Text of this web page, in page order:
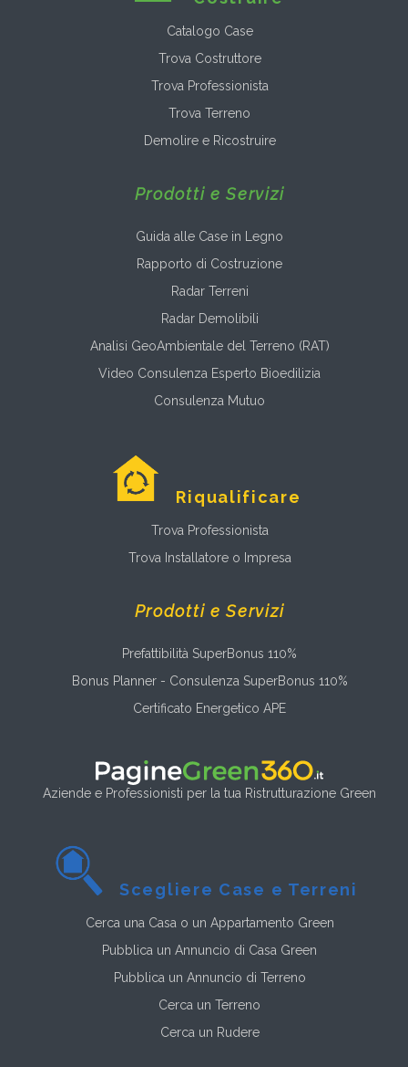
Catalogo Case
Trova Costruttore
Trova Professionista
Trova Terreno
Demolire e Ricostruire
Prodotti e Servizi
Guida alle Case in Legno
Rapporto di Costruzione
Radar Terreni
Radar Demolibili
Analisi GeoAmbientale del Terreno (RAT)
Video Consulenza Esperto Bioedilizia
Consulenza Mutuo
Riqualificare
Trova Professionista
Trova Installatore o Impresa
Prodotti e Servizi
Prefattibilità SuperBonus 110%
Bonus Planner - Consulenza SuperBonus 110%
Certificato Energetico APE
Aziende e Professionisti per la tua Ristrutturazione Green
Scegliere Case e Terreni
Cerca una Casa o un Appartamento Green
Pubblica un Annuncio di Casa Green
Pubblica un Annuncio di Terreno
Cerca un Terreno
Cerca un Rudere